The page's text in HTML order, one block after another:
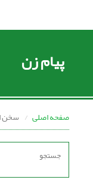
پیام زن
صفحه اصلی سخن